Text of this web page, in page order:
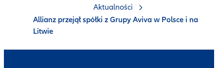
Aktualności
Allianz przejął spółki z Grupy Aviva w Polsce i na
Litwie